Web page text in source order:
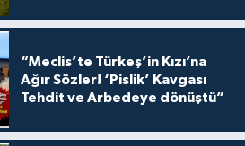
“Meclis’te Türkeş’in Kızı’na
Ağır Sözler! ‘Pislik’ Kavgası
Tehdit ve Arbedeye dönüştü”